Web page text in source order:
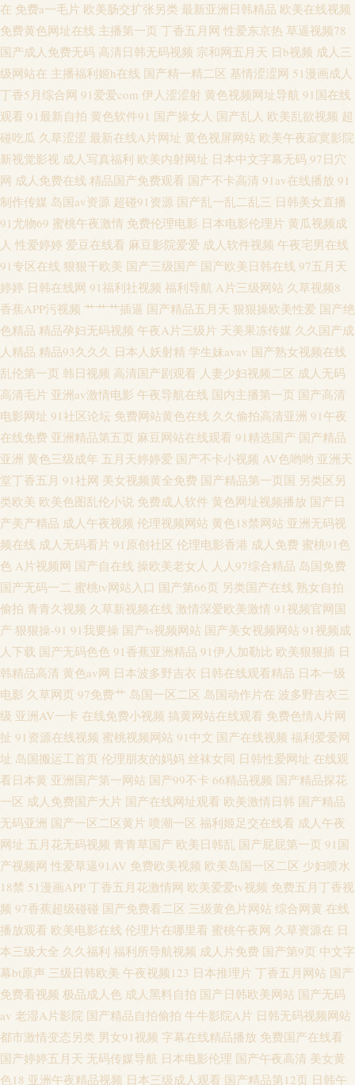
国产传媒 亚洲在钱 超碰人妻人射 九一福利区 色图专区区 91N福利网 超碰97
打炮在线 韩国免费aa 欧美人妖视频 午夜成人直播午夜 91视频人口 久久人人
超碰 日韩欲欲网 91发布页 超碰日韩伪娘精品 激情欧美亚 欧美综合在线a 先
锋影音熟女 97色干 国产HD女人 麻豆九九综合视频 91国际视频 福利第一导
航视频 日韩专区视频 91社区免费 国产色又黄视频 欧美日本www 亚洲色图第
一页 白洁小晶 含羞草黄影院 日韩高清色图 91成品视频 大香蕉伊人毛 另类专
在 免费a一毛片 欧美肠交扩张另类 最新亚洲日韩精品 欧美在线视频
免费黄色网址在线 主播第一页 丁香五月网 性爱东京热 草逼视频78
国产成人免费无码 高清日韩无码视频 宗和网五月天 日b视频 成人三
级网站在 主播福利姬h在线 国产精一精二区 基情涩涩网 51漫画成人
丁香5月综合网 91爱爱com 伊人涩涩射 黄色视频网址导航 91国在线
观看 91最新自拍 黄色软件91 国产操女人 国产乱人 欧美乱欲视频 超
碰吃瓜 久草涩涩 最新在线A片网址 黄色视屏网站 欧美午夜寂寞影院
新视觉影视 成人写真福利 欧美内射网址 日本中文字幕无码 97日穴
网 成人免费在线 精品国产免费观看 国产不卡高清 91av在线播放 91
制作传媒 岛国av资源 超碰91资源 国产乱一乱二乱三 日韩美女直播
91尤物69 蜜桃午夜激情 免费伦理电影 日本电影伦理片 黄瓜视频成
人 性爱婷婷 爱豆在线看 麻豆影院爱爱 成人软件视频 午夜宅男在线
91专区在线 狠狠干欧美 国产三级国产 国产欧美日韩在线 97五月天
婷婷 日韩在线网 91福利社视频 福利导航 A片三级网站 久草视频8
香蕉APP污视频 艹艹艹插逼 国产精品五月天 狠狠操欧美性爱 国产绝
色精品 精品孕妇无码视频 午夜A片三级片 天美果冻传媒 久久国产成
人精品 精品93久久久 日本人妖射精 学生妹avav 国产熟女视频在线
乱伦第一页 韩日视频 高清国产剧观看 人妻少妇视频二区 成人无码
高清毛片 亚洲av激情电影 午夜导航在线 国内主播第一页 国产高清
电影网址 91社区论坛 免费网站黄色在线 久久偷拍高清亚洲 91午夜
在线免费 亚洲精品第五页 麻豆网站在线观看 91精选国产 国产精品
亚洲 黄色三级成年 五月天婷婷爱 国产不卡小视频 AV色哟哟 亚洲天
堂丁香五月 91社网 美女视频黄全免费 国产精品第一页国 另类区另
类欧美 欧美色图乱伦小说 免费成人软件 黄色网址视频播放 国产日
产美产精品 成人午夜视频 伦理视频网站 黄色18禁网站 亚洲无码视
频在线 成人无码看片 91原创社区 伦理电影香港 成人免费 蜜桃91色
色 A片视频网 国产自在线 操欧美老女人 人人97综合精品 岛国免费
国产无码一二 蜜桃tv网站入口 国产第66页 另类国产在线 熟女自拍
偷拍 青青久视频 久草新视频在线 激情深爱欧美激情 91视频官网国
产 狠狠操-91 91我要操 国产ts视频网站 国产美女视频网站 91视频成
人下载 国产无码色色 91香蕉亚洲精品 91伊人加勒比 欧美狠狠插 日
韩精品高清 黄色av网 日本波多野吉衣 日韩在线观看精品 日本一级
电影 久草网页 97免费艹 岛国一区二区 岛国动作片在 波多野吉衣三
级 亚洲AV一卡 在线免费小视频 搞黄网站在线观看 免费色情A片网
扯 91资源在线视频 蜜桃视频网站 91中文 国产在线视频 福利爱爱网
址 岛国搬运工首页 伦理朋友的妈妈 丝袜女同 日韩性爱网址 在线观
看日本黄 亚洲国产第一网站 国产99不卡 66精品视频 国产精品探花
一区 成人免费国产大片 国产在线网址观看 欧美激情日韩 国产精品
无码亚洲 国产一区二区黄片 喷潮一区 福利姬足交在线看 成人午夜
网址 五月花无码视频 青青草国产 欧美日韩乱 国产屁屁第一页 91国
产视频网 性爱草逼91AV 免费欧美视频 欧美岛国一区二区 少妇喷水
18禁 51漫画APP 丁香五月花激情网 欧美爱爱tv视频 免费五月丁香视
频 97香蕉超级碰碰 国产免费看二区 三级黄色片网站 综合网黄 在线
播放观看 欧美电影在线 伦理片在哪里看 蜜桃午夜网 久草资源在 日
本三级大全 久久福利 福利所导航视频 成人片免费 国产第9页 中文字
幕bt原声 三级日韩欧美 午夜视频123 日本推理片 丁香五月网站 国产
免费看视频 极品成人色 成人黑料自拍 国产日韩欧美网站 国产无码
av 老湿A片影院 国产精品自拍偷拍 牛牛影院A片 日韩无码视频网站
都市激情变态另类 男女91视频 字幕在线精品播放 免费国产在线看
国产婷婷五月天 无码传媒导航 日本电影伦理 国产午夜高清 美女黄
色18 亚洲午夜精品视频 日本三级成人观看 国产精品第12页 日韩午